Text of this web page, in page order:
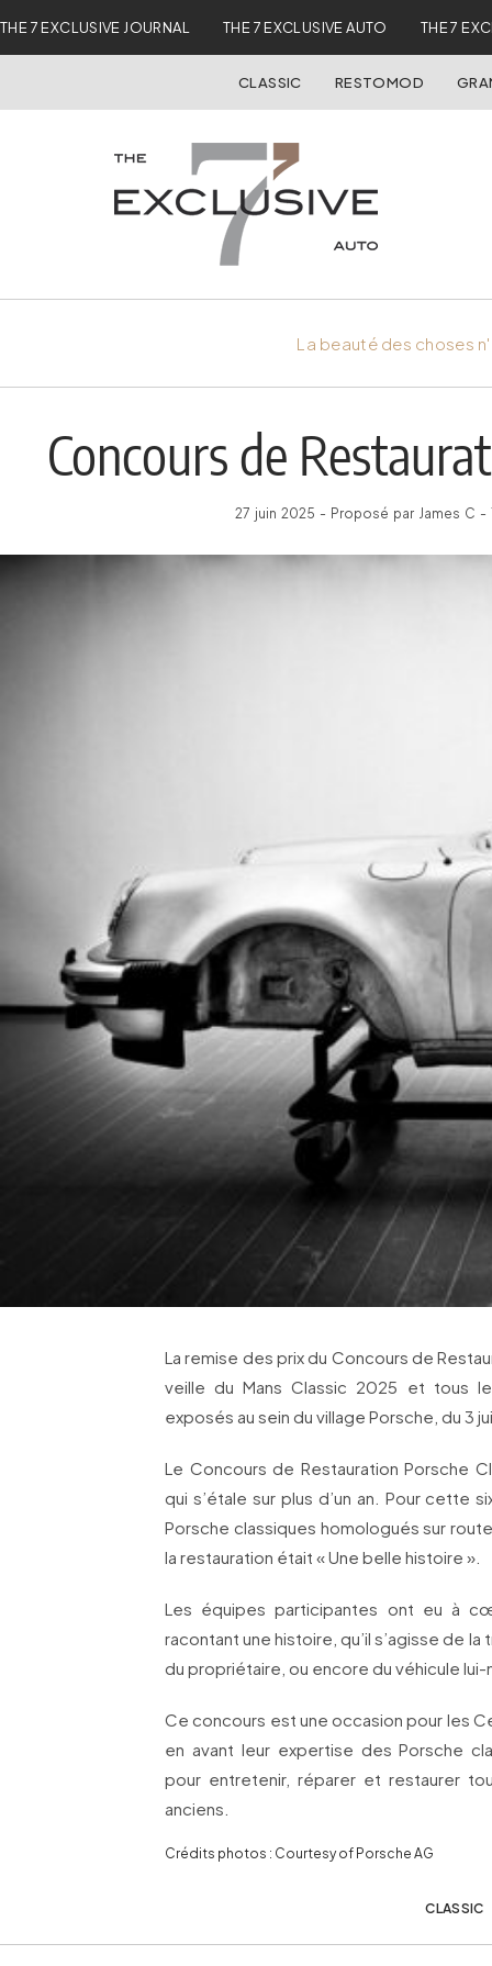
THE 7 EXCLUSIVE JOURNAL THE 7 EXCLUSIVE AUTO THE 7
CLASSIC RESTOMOD
La beauté des choses
Concours de
27 juin 2025 - Proposé par James C -
La remise des prix du Concours de
veille du Mans Classic 2025 et tous
exposés au sein du village Porsche, du 3
Le Concours de Restauration Porsche
qui s’étale sur plus d’un an. Pour cette
Porsche classiques homologués sur
la restauration était « Une belle histoire ».
Les équipes participantes ont eu à
racontant une histoire, qu’il s’agisse de
du propriétaire, ou encore du véhicule
Ce concours est une occasion pour les
en avant leur expertise des Porsche
pour entretenir, réparer et restaurer
anciens.
Crédits photos : Courtesy of Porsche AG
CLASSIC